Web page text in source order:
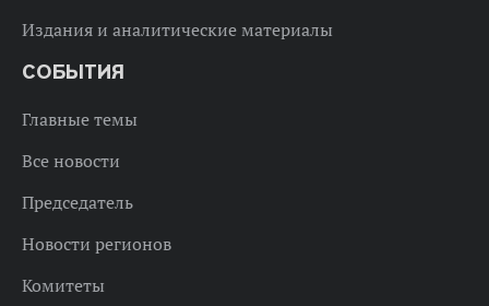
Издания и аналитические материалы
СОБЫТИЯ
Главные темы
Все новости
Председатель
Новости регионов
Комитеты